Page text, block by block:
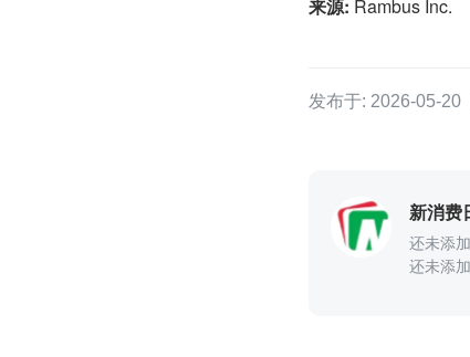
来源: Rambus Inc.
发布于: 2026-05-20
新消费
还未添
还未添